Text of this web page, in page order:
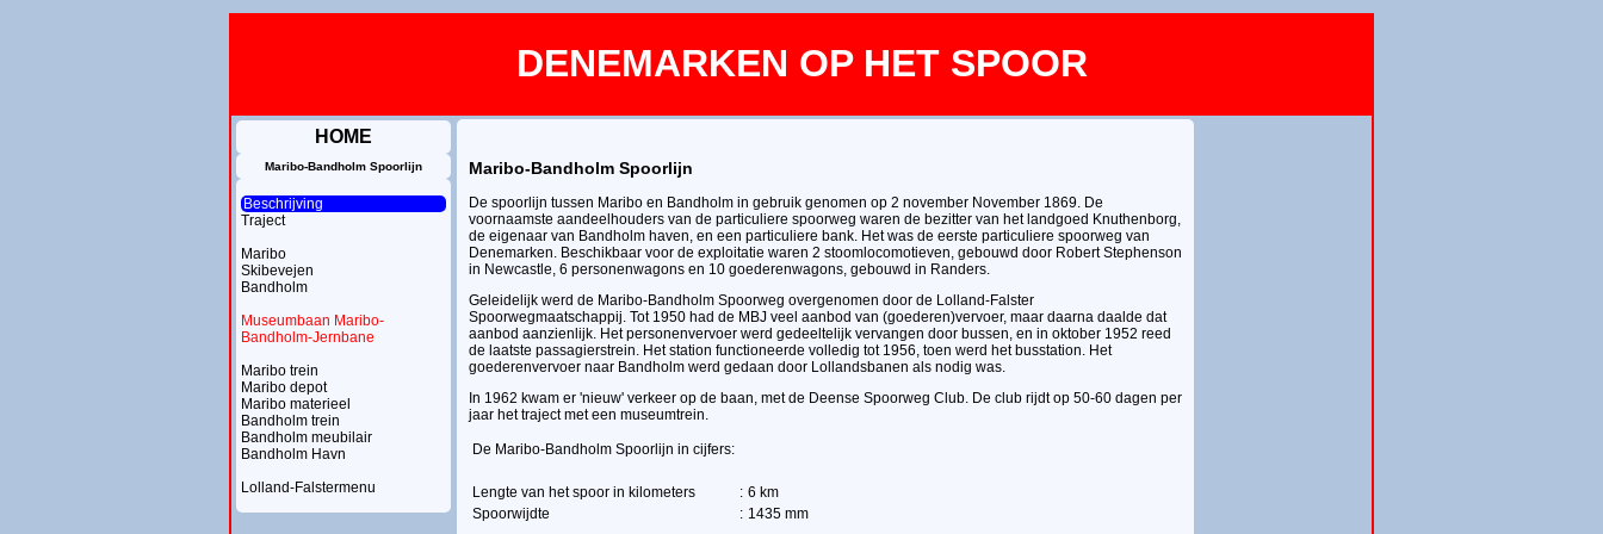
DENEMARKEN OP HET SPOOR
HOME
Maribo-Bandholm Spoorlijn
Beschrijving
Traject
Maribo
Skibevejen
Bandholm
Museumbaan Maribo-
Bandholm-Jernbane
Maribo trein
Maribo depot
Maribo materieel
Bandholm trein
Bandholm meubilair
Bandholm Havn
Lolland-Falstermenu
Maribo-Bandholm Spoorlijn
De spoorlijn tussen Maribo en Bandholm in gebruik genomen op 2 november November 1869. De
voornaamste aandeelhouders van de particuliere spoorweg waren de bezitter van het landgoed Knuthenborg,
de eigenaar van Bandholm haven, en een particuliere bank. Het was de eerste particuliere spoorweg van
Denemarken. Beschikbaar voor de exploitatie waren 2 stoomlocomotieven, gebouwd door Robert Stephenson
in Newcastle, 6 personenwagons en 10 goederenwagons, gebouwd in Randers.
Geleidelijk werd de Maribo-Bandholm Spoorweg overgenomen door de Lolland-Falster
Spoorwegmaatschappij. Tot 1950 had de MBJ veel aanbod van (goederen)vervoer, maar daarna daalde dat
aanbod aanzienlijk. Het personenvervoer werd gedeeltelijk vervangen door bussen, en in oktober 1952 reed
de laatste passagierstrein. Het station functioneerde volledig tot 1956, toen werd het busstation. Het
goederenvervoer naar Bandholm werd gedaan door Lollandsbanen als nodig was.
In 1962 kwam er 'nieuw' verkeer op de baan, met de Deense Spoorweg Club. De club rijdt op 50-60 dagen per
jaar het traject met een museumtrein.
De Maribo-Bandholm Spoorlijn in cijfers:
Lengte van het spoor in kilometers : 6 km
Spoorwijdte
: 1435 mm